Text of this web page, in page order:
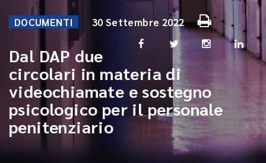
DOCUMENTI 30 Settembre 2022
Dal DAP due
circolari in materia di
videochiamate e sostegno
psicologico per il personale
penitenziario